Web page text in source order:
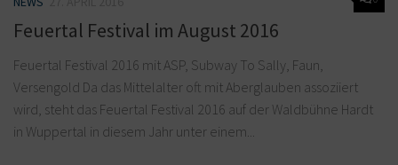
Feuertal Festival im August 2016
Feuertal Festival 2016 mit ASP, Subway To Sally, Faun,
Versengold Da das Mittelalter oft mit Aberglauben assoziiert
wird, steht das Feuertal Festival 2016 auf der Waldbühne Hardt
in Wuppertal in diesem Jahr unter einem...